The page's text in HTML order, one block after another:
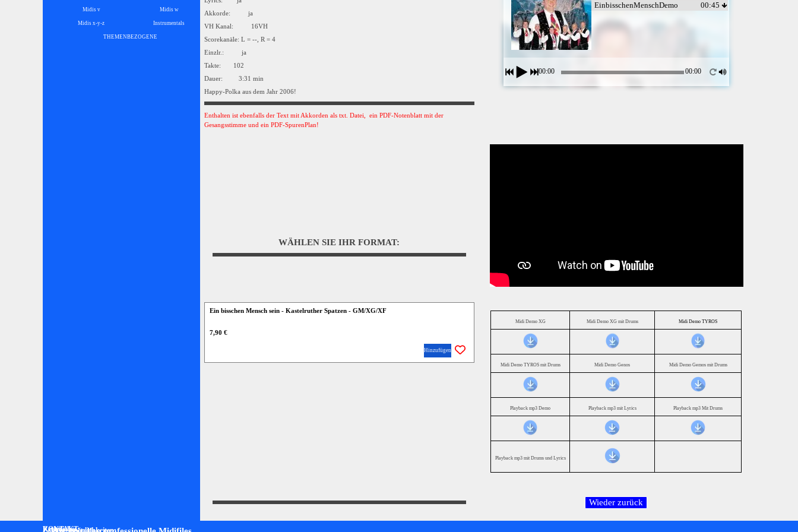
Midis v Midis w
Midis x-y-z Instrumentals
THEMENBEZOGENE ▼
Akkorde: ja
VH Kanal: 16VH
Scorekanäle: L = --, R = 4
Einzlr.: ja
Takte: 102
Dauer: 3:31 min
Happy-Polka aus dem Jahr 2006!
Enthalten ist ebenfalls der Text mit Akkorden als txt. Datei, ein PDF-Notenblatt mit der
Gesangsstimme und ein PDF-SpurenPlan!
EinbisschenMenschDemo 00:45
00:00 00:00
WÄHLEN SIE IHR FORMAT:
Ein bisschen Mensch sein - Kastelruther Spatzen - GM/XG/XF
7,90 €
Hinzufügen
Midi Demo XG Midi Demo XG mit Drums Midi Demo TYROS
Midi Demo TYROS mit Drums Midi Demo Genos Midi Demo Gemos mit Drums
Playback mp3 Demo Playback mp3 mit Lyrics Playback mp3 Mit Drums
Playback mp3 mit Drums und Lyrics
Rechtliches:
KONTAKT:
Zahlungsmöglichkeiten: